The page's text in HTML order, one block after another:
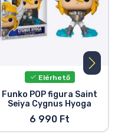
Elérhető
Funko POP figura Saint
Seiya Cygnus Hyoga
6 990 Ft